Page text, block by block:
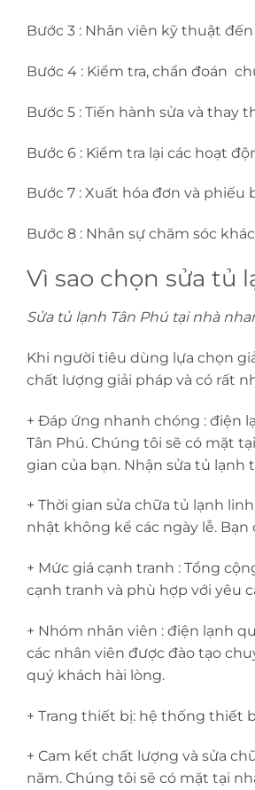
Bước 3 : Nhân viên kỹ thuật
Bước 4 : Kiểm tra, chẩn đoán
Bước 5 : Tiến hành sửa và thay
Bước 6 : Kiểm tra lại các hoạt
Bước 7 : Xuất hóa đơn và phiếu
Bước 8 : Nhân sự chăm sóc
Vì sao chọn sửa tủ
Sửa tủ lạnh Tân Phú tại nhà
Khi người tiêu dùng lựa chọn
chất lượng giải pháp và có rất
+ Đáp ứng nhanh chóng : điện
Tân Phú. Chúng tôi sẽ có mặt
gian của bạn. Nhận sửa tủ lạnh
+ Thời gian sửa chữa tủ lạnh
nhật không kể các ngày lễ.
+ Mức giá cạnh tranh : Tổng
cạnh tranh và phù hợp với yêu
+ Nhóm nhân viên : điện lạnh
các nhân viên được đào tạo
quý khách hài lòng.
+ Trang thiết bị: hệ thống thiết
+ Cam kết chất lượng và sửa
năm. Chúng tôi sẽ có mặt tại